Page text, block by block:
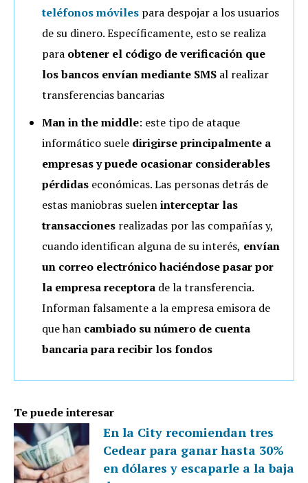
teléfonos móviles para despojar a los usuarios
de su dinero. Específicamente, esto se realiza
para obtener el código de verificación que
los bancos envían mediante SMS al realizar
transferencias bancarias
Man in the middle: este tipo de ataque
informático suele dirigirse principalmente a
empresas y puede ocasionar considerables
pérdidas económicas. Las personas detrás de
estas maniobras sueleninterceptar las
transacciones realizadas por las compañías y,
cuando identifican alguna de su interés, envían
un correo electrónico haciéndose pasar por
la empresa receptora de la transferencia.
Informan falsamente a la empresa emisora de
que han cambiado su número de cuenta
bancaria para recibir los fondos
Te puede interesar
En la City recomiendan tres
Cedear para ganar hasta 30%
en dólares y escaparle a la baja